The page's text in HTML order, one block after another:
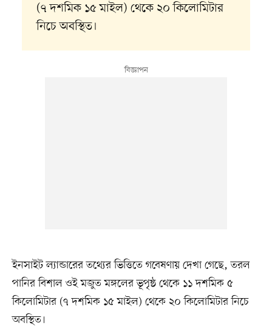
(৭ দশমিক ১৫ মাইল) থেকে ২০ কিলোমিটার
নিচে অবস্থিত।
ইনসাইট ল্যান্ডারের তথ্যের ভিত্তিতে গবেষণায় দেখা গেছে, তরল
পানির বিশাল ওই মজুত মঙ্গলের ভূপৃষ্ঠ থেকে ১১ দশমিক ৫
কিলোমিটার (৭ দশমিক ১৫ মাইল) থেকে ২০ কিলোমিটার নিচে
অবস্থিত।